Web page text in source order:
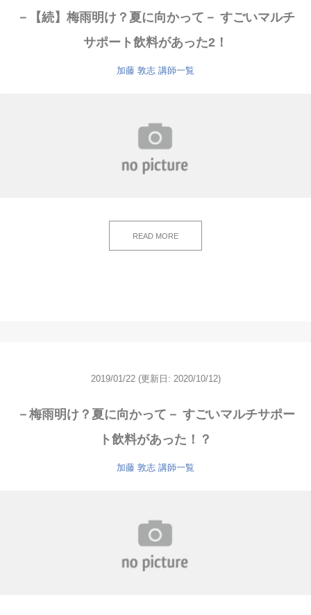
－【続】梅雨明け？夏に向かって－ すごいマルチ
サポート飲料があった2！
加藤 敦志 講師一覧
READ MORE
2019/01/22 (更新日: 2020/10/12)
－梅雨明け？夏に向かって－ すごいマルチサポー
ト飲料があった！？
加藤 敦志 講師一覧